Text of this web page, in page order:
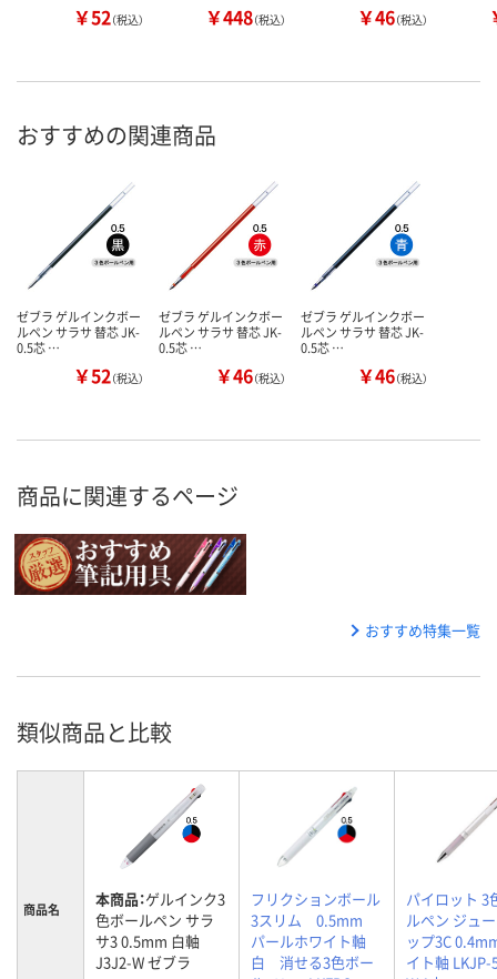
￥52（税込） ￥448（税込） ￥46（税込）
おすすめの関連商品
ゼブラ ゲルインクボー
ルペン サラサ 替芯 JK-
0.5芯 …
￥52（税込）
ゼブラ ゲルインクボー
ルペン サラサ 替芯 JK-
0.5芯 …
￥46（税込）
ゼブラ ゲルインクボー
ルペン サラサ 替芯 JK-
0.5芯 …
￥46（税込）
商品に関連するページ
おすすめ特集一覧
類似商品と比較
商品名 本商品：ゲルインク3
色ボールペン サラ
サ3 0.5mm 白軸
J3J2-W ゼブラ
フリクションボール
3スリム 0.5mm
パールホワイト軸
白 消せる3色ボー
パイロット 3
ルペン ジュ
ップ3C
イト軸 LKJP-